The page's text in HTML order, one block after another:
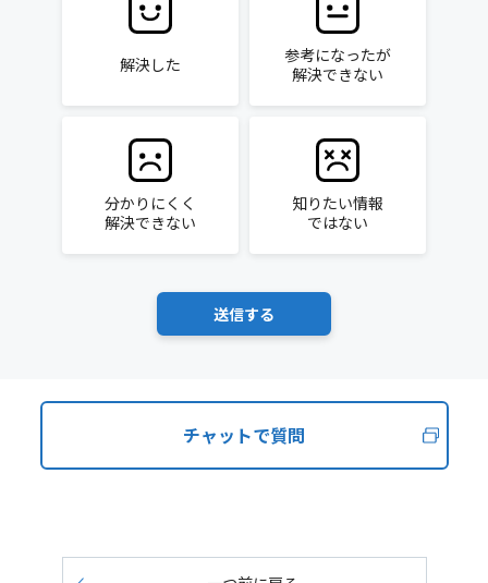
解決した
参考になったが
解決できない
分かりにくく
解決できない
知りたい情報
ではない
チャットで質問